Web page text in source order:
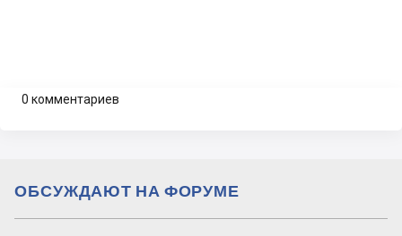
0 комментариев
ОБСУЖДАЮТ НА ФОРУМЕ